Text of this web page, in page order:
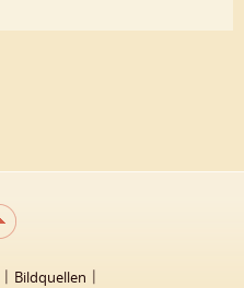
Bildquellen